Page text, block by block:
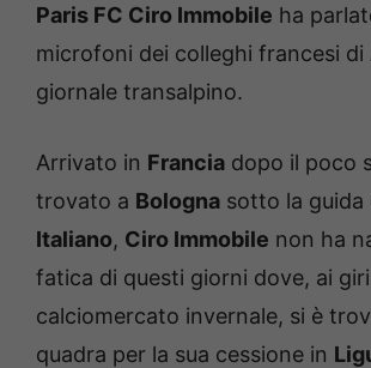
Paris FC Ciro Immobile ha
microfoni dei colleghi francesi di
giornale transalpino.
Arrivato in Francia dopo il poco
trovato a Bologna sotto la guida
Italiano, Ciro Immobile non ha
fatica di questi giorni dove, ai
calciomercato invernale, si è
quadra per la sua cessione in